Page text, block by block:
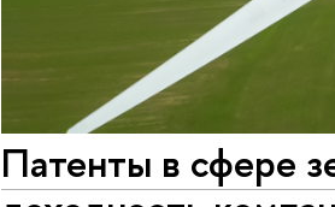
Патенты в сфере